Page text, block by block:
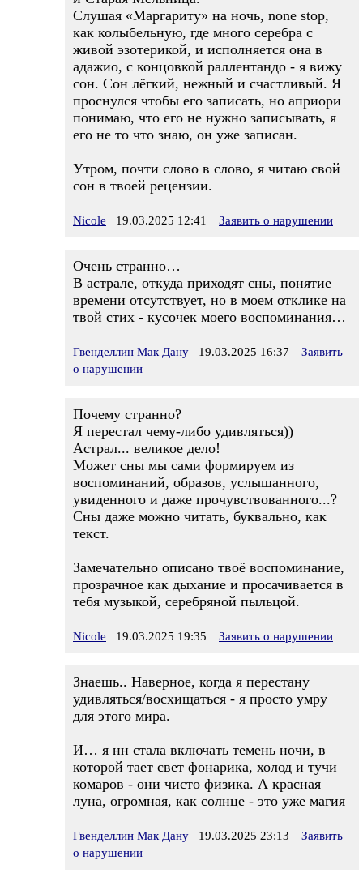
Слушая «Маргариту» на ночь, none stop,
как колыбельную, где много серебра с
живой эзотерикой, и исполняется она в
адажио, с концовкой раллентандо - я вижу
сон. Сон лёгкий, нежный и счастливый. Я
проснулся чтобы его записать, но априори
понимаю, что его не нужно записывать, я
его не то что знаю, он уже записан.
Утром, почти слово в слово, я читаю свой
сон в твоей рецензии.
Nicole 19.03.2025 12:41 Заявить о нарушении
Очень странно…
В астрале, откуда приходят сны, понятие
времени отсутствует, но в моем отклике на
твой стих - кусочек моего воспоминания…
Гвенделлин Мак Дану 19.03.2025 16:37
Заявить
о нарушении
Почему странно?
Я перестал чему-либо удивляться))
Астрал... великое дело!
Может сны мы сами формируем из
воспоминаний, образов, услышанного,
увиденного и даже прочувствованного...?
Сны даже можно читать, буквально, как
текст.
Замечательно описано твоё воспоминание,
прозрачное как дыхание и просачивается в
тебя музыкой, серебряной пыльцой.
Nicole 19.03.2025 19:35 Заявить о нарушении
Знаешь.. Наверное, когда я перестану
удивляться/восхищаться - я просто умру
для этого мира.
И… я нн стала включать темень ночи, в
которой тает свет фонарика, холод и тучи
комаров - они чисто физика. А красная
луна, огромная, как солнце - это уже магия
Гвенделлин Мак Дану 19.03.2025 23:13
Заявить
о нарушении